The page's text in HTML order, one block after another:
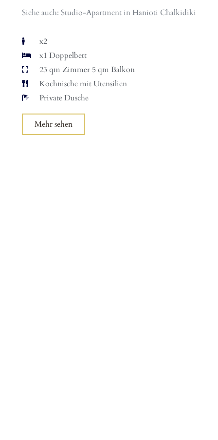
Siehe auch: Studio-Apartment in Hanioti Chalkidiki
x2
x1 Doppelbett
23 qm Zimmer 5 qm Balkon
Kochnische mit Utensilien
Private Dusche
Mehr sehen